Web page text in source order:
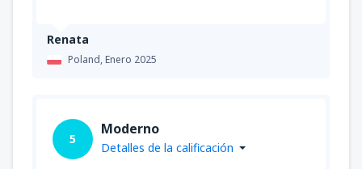
Renata
Poland,Enero 2025
5
Moderno
Detalles de la calificación